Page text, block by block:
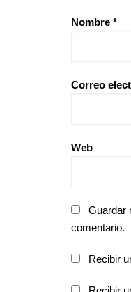
Nombre *
Correo
Web
Guardar
comentario.
Recibir